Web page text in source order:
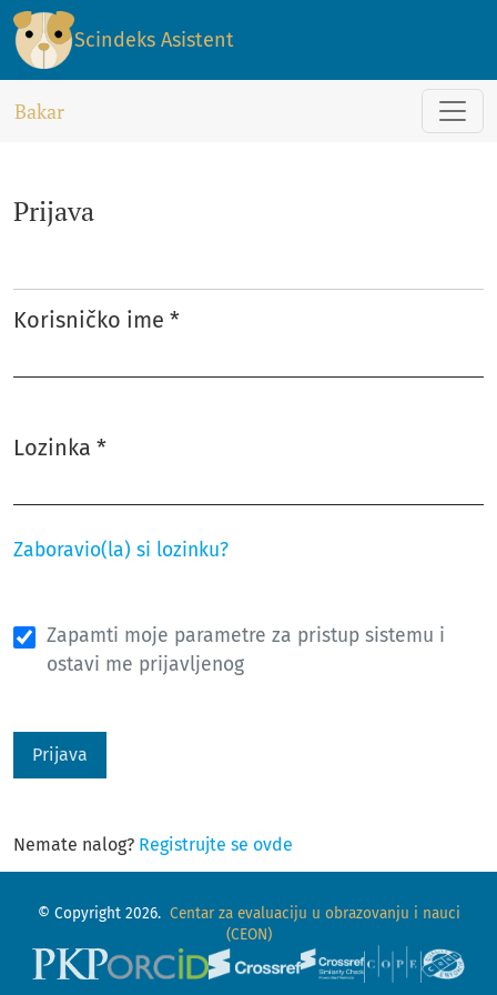
Prijava
Scindeks Asistent
Bakar
Prijava
Korisničko ime *
Lozinka *
Zaboravio(la) si lozinku?
Zapamti moje parametre za pristup sistemu i
ostavi me prijavljenog
Prijava
Nemate nalog? Registrujte se ovde
© Copyright 2026. Centar za evaluaciju u obrazovanju i nauci
(CEON)